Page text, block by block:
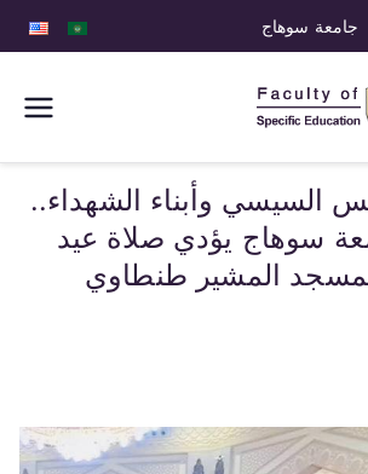
جامعة سوهاج
كلية التربية
النوعية
السيسي وأبناء الشهداء..
سوهاج يؤدي صلاة عيد
المشير طنطاوي